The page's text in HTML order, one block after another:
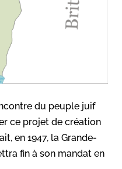
du peuple juif
ce projet de création
en 1947, la Grande-
fin à son mandat en